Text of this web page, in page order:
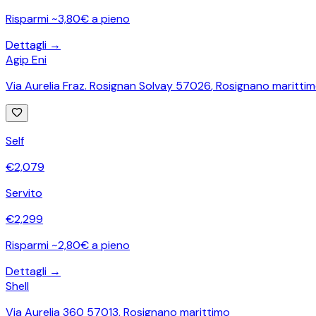
Risparmi ~3,80€ a pieno
Dettagli →
Agip Eni
Via Aurelia Fraz. Rosignan Solvay 57026,Rosignano
Self
€2,079
Servito
€2,299
Risparmi ~2,80€ a pieno
Dettagli →
Shell
Via Aurelia 360 57013,Rosignano marittimo